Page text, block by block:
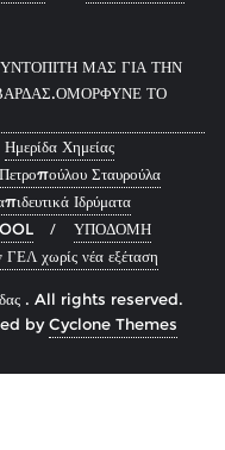
ΜΑΣ ΓΙΑ ΤΗΝ
ΤΟ
Ημερίδα Χημείας
Σταυρούλα
Ιδρύματα
ΥΠΟΔΟΜΗ
χωρίς νέα εξέταση
. All rights reserved.
byCyclone Themes